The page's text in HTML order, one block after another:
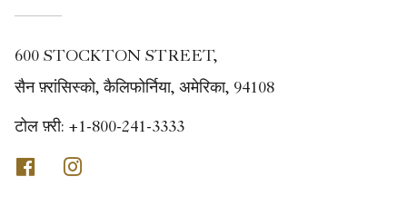
600 STOCKTON STREET,
सैन फ़्रांसिस्को, कैलिफोर्निया, अमेरिका, 94108
टोल फ़्री: +1-800-241-3333
फेसबुक